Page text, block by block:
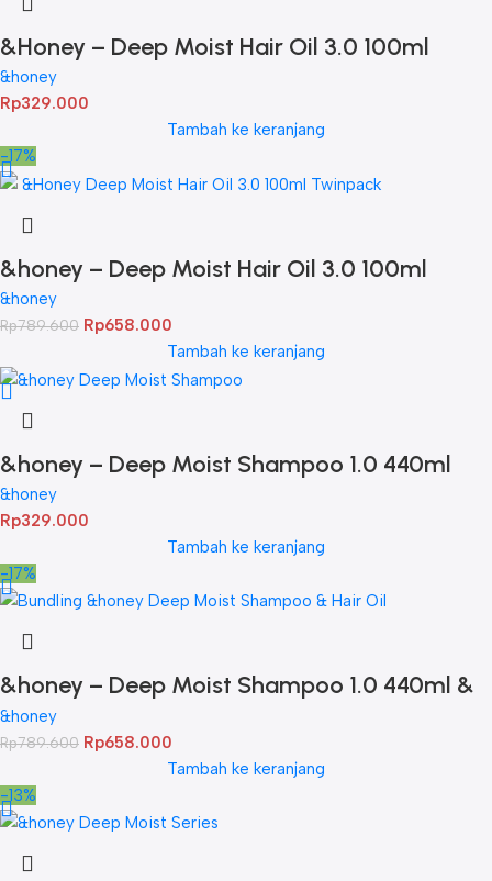
&Honey – Deep Moist Hair Oil 3.0 100ml
&honey
Rp329.000
Tambah ke keranjang
-17%
&honey – Deep Moist Hair Oil 3.0 100ml
Twinpack
&honey
Rp789.600 Rp658.000
Tambah ke keranjang
&honey – Deep Moist Shampoo 1.0 440ml
&honey
Rp329.000
Tambah ke keranjang
-17%
&honey – Deep Moist Shampoo 1.0 440ml &
Deep Moist Hair Oil 3.0 100ml
&honey
Rp789.600 Rp658.000
Tambah ke keranjang
-13%